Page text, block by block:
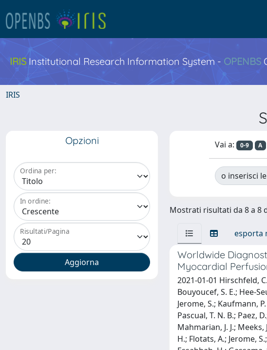
IRIS Institutional Research Information System - OPENBS
IRIS
Opzioni
Ordina per:
In ordine:
Risultati/Pagina
Vai a: 0-9 A
o inserisci
Mostrati risultati da 8 a 8
esporta
Worldwide
Myocardial
2021-01-01 Hirschfeld,
Bouyoucef, S. E.; Hee-
Jerome, S.; Kaufmann,
Pascual, T. N. B.; Paez,
Mahmarian, J. J.;
H.; Flotats, A.; Jerome,